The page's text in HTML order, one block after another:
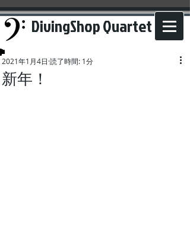
DivingShop Quartet
新年！
2021年1月4日 読了時間: 1分